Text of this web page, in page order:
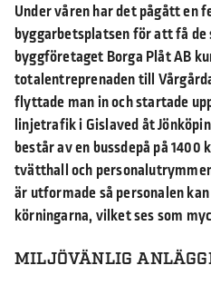
Under våren har det pågått en
byggarbetsplatsen för att få
byggföretaget Borga Plåt AB
totalentreprenaden till
flyttade man in och startade
linjetrafik i Gislaved åt
består av en bussdepå på
tvätthall och
är utformade så personalen
körningarna, vilket ses som
MILJÖVÄNLIG